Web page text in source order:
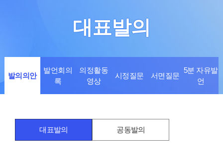
대표발의
발의의안
발언회의
록
의정활동
영상
시정질문 서면질문
5분 자유발
언
대표발의 공동발의